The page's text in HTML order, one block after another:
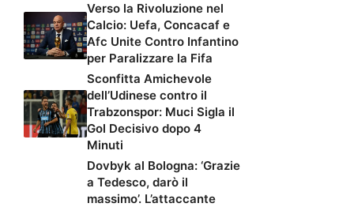
Verso la Rivoluzione nel
Calcio: Uefa, Concacaf e
Afc Unite Contro Infantino
per Paralizzare la Fifa
Sconfitta Amichevole
dell’Udinese contro il
Trabzonspor: Muci Sigla il
Gol Decisivo dopo 4
Minuti
Dovbyk al Bologna: ‘Grazie
a Tedesco, darò il
massimo’. L’attaccante